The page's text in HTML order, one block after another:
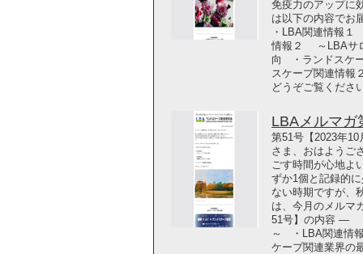
免疫力のアップに
は以下の内容で
・LBA関連情報
情報２ ～LBAサ
向 ・ランドスケ
スケープ関連情
どうぞご覧くださ
LBAメルマガ
第51号【2023年
さま、おはようご
ごす時間が心地よ
ずか1個と記録的
ない時期ですが、
は、今月のメルマ
51号】の内容 ―
～ ・LBA関連情
ケープ関連業界の